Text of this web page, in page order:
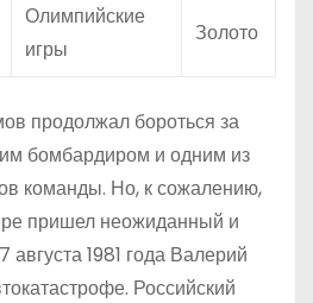
Олимпийские
игры
Золото
продолжал бороться за
бомбардиром и одним из
команды. Но, к сожалению,
пришел неожиданный и
августа 1981 года Валерий
Российский